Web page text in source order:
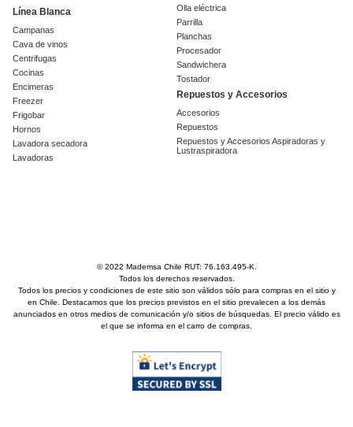
Línea Blanca
Campanas
Cava de vinos
Centrifugas
Cocinas
Encimeras
Freezer
Frigobar
Hornos
Lavadora secadora
Lavadoras
Olla eléctrica
Parrilla
Planchas
Procesador
Sandwichera
Tostador
Repuestos y Accesorios
Accesorios
Repuestos
Repuestos y Accesorios Aspiradoras y
Lustraspiradora
© 2022 Mademsa Chile RUT: 76.163.495-K.
Todos los derechos reservados.
Todos los precios y condiciones de este sitio son válidos sólo para compras en el sitio y
en Chile. Destacamos que los precios previstos en el sitio prevalecen a los demás
anunciados en otros medios de comunicación y/o sitios de búsquedas. El precio válido es
el que se informa en el carro de compras.